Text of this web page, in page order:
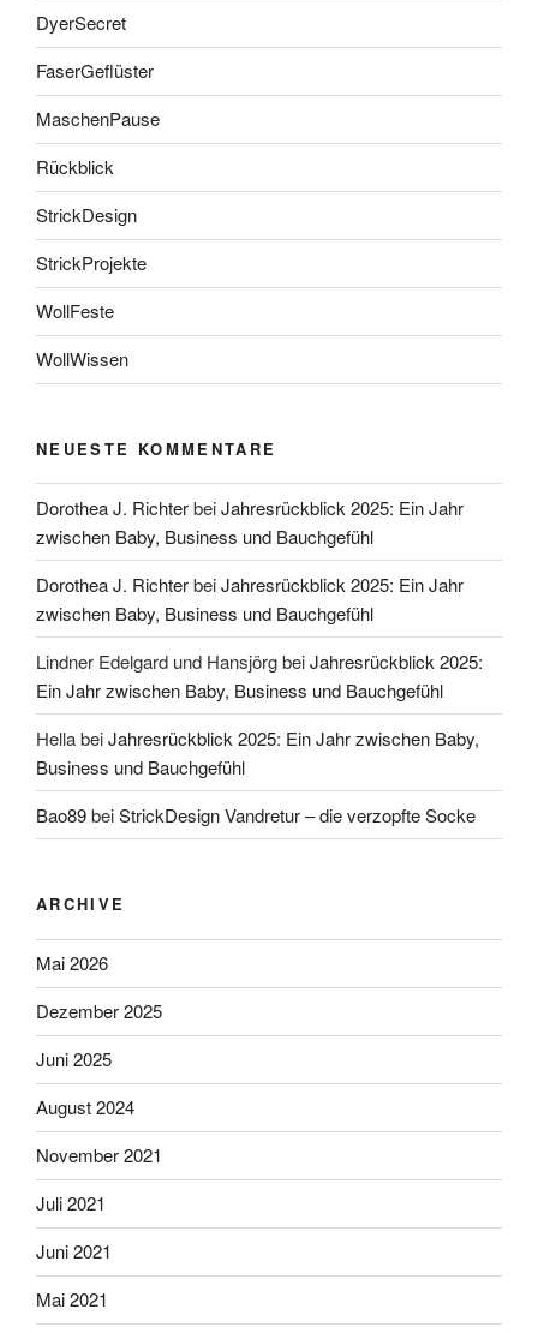
DyerSecret
FaserGeflüster
MaschenPause
Rückblick
StrickDesign
StrickProjekte
WollFeste
WollWissen
NEUESTE KOMMENTARE
Dorothea J. RichterbeiJahresrückblick 2025: Ein Jahr
zwischen Baby, Business und Bauchgefühl
Dorothea J. RichterbeiJahresrückblick 2025: Ein Jahr
zwischen Baby, Business und Bauchgefühl
Lindner Edelgard und HansjörgbeiJahresrückblick 2025:
Ein Jahr zwischen Baby, Business und Bauchgefühl
HellabeiJahresrückblick 2025: Ein Jahr zwischen Baby,
Business und Bauchgefühl
Bao89beiStrickDesign Vandretur – die verzopfte Socke
ARCHIVE
Mai 2026
Dezember 2025
Juni 2025
August 2024
November 2021
Juli 2021
Juni 2021
Mai 2021